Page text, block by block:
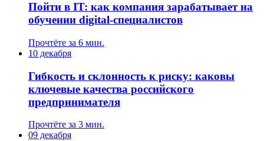
Пойти в IT: как компания зарабатывает на
обучении digital-специалистов
Прочтёте за 6 мин.
10 декабря
Гибкость и склонность к риску: каковы
ключевые качества российского
предпринимателя
Прочтёте за 3 мин.
09 декабря